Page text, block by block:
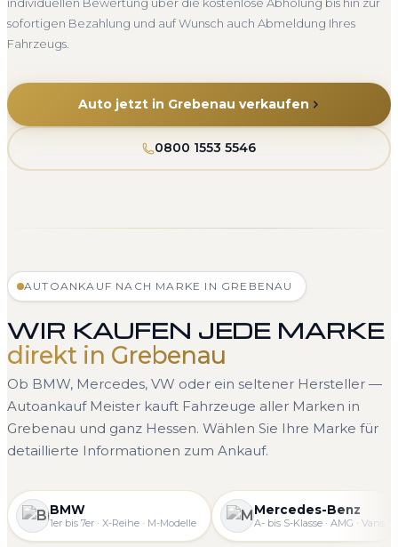
sofortigen Bezahlung und auf Wunsch auch Abmeldung Ihres
Fahrzeugs.
Auto jetzt in Grebenau verkaufen
0800 1553 5546
AUTOANKAUF NACH MARKE IN GREBENAU
WIR KAUFEN JEDE MARKE
direkt in Grebenau
Ob BMW, Mercedes, VW oder ein seltener Hersteller —
Autoankauf Meister kauft Fahrzeuge aller Marken in
Grebenau und ganz Hessen. Wählen Sie Ihre Marke für
detaillierte Informationen zum Ankauf.
BMW
1er bis 7er · X-Reihe · M-Modelle
Mercedes-Benz
A- bis S-Klasse · AMG · Vans